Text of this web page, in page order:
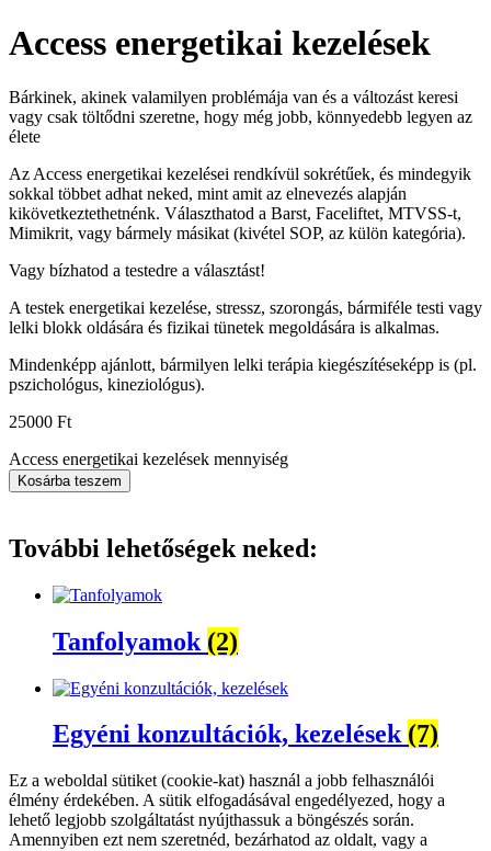
Access energetikai kezelések
Bárkinek, akinek valamilyen problémája van és a változást keresi
vagy csak töltődni szeretne, hogy még jobb, könnyedebb legyen az
élete
Az Access energetikai kezelései rendkívül sokrétűek, és mindegyik
sokkal többet adhat neked, mint amit az elnevezés alapján
kikövetkeztethetnénk. Választhatod a Barst, Faceliftet, MTVSS-t,
Mimikrit, vagy bármely másikat (kivétel SOP, az külön kategória).
Vagy bízhatod a testedre a választást!
A testek energetikai kezelése, stressz, szorongás, bármiféle testi vagy
lelki blokk oldására és fizikai tünetek megoldására is alkalmas.
Mindenképp ajánlott, bármilyen lelki terápia kiegészítéseképp is (pl.
pszichológus, kineziológus).
25000 Ft
Access energetikai kezelések mennyiség
Kosárba teszem
További lehetőségek neked:
Tanfolyamok (2)
Egyéni konzultációk, kezelések (7)
Ez a weboldal sütiket (cookie-kat) használ a jobb felhasználói
élmény érdekében. A sütik elfogadásával engedélyezed, hogy a
lehető legjobb szolgáltatást nyújthassuk a böngészés során.
Amennyiben ezt nem szeretnéd, bezárhatod az oldalt, vagy a